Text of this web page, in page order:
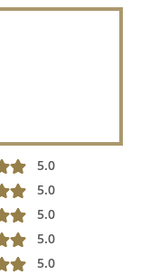
5.0
5.0
5.0
5.0
5.0